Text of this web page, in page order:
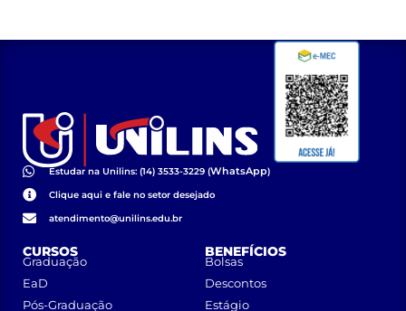
Estudar na Unilins: (14) 3533-3229 (WhatsApp)
Clique aqui e fale no setor desejado
atendimento@unilins.edu.br
CURSOS
Graduação
EaD
Pós-Graduação
BENEFÍCIOS
Bolsas
Descontos
Estágio